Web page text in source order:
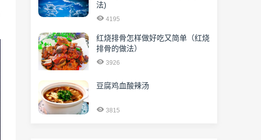
法)
4195
红烧排骨怎样做好吃又简单（红烧
排骨的做法）
3926
豆腐鸡血酸辣汤
3815